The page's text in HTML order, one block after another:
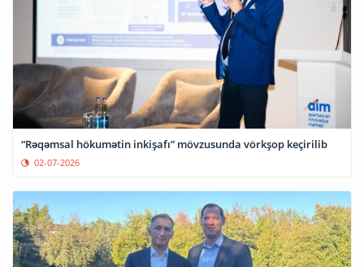
“Rəqəmsal hökumətin inkişafı” mövzusunda vörkşop keçirilib
02-07-2026